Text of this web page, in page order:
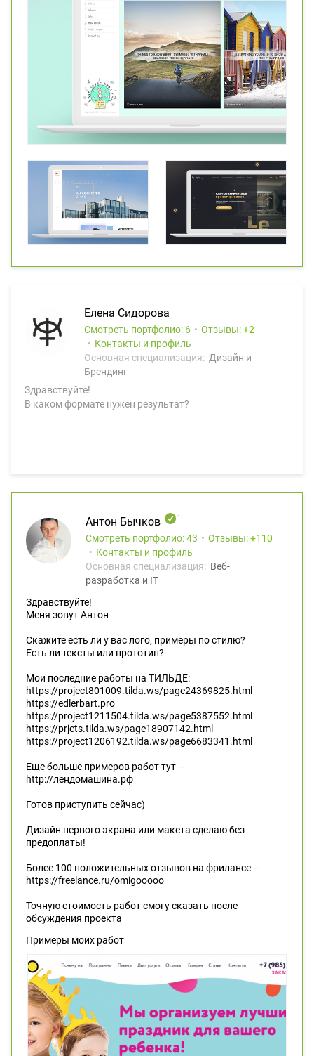
Елена Сидорова
Смотреть портфолио: 6 Отзывы:
2
Контакты и профиль
Основная специализация: Дизайн и
Брендинг
Здравствуйте!
В каком формате нужен результат?
Антон Бычков
Смотреть портфолио: 43 Отзывы:
110
Контакты и профиль
Основная специализация: Веб-
разработка и IT
Здравствуйте!
Меня зовут Антон
Скажите есть ли у вас лого, примеры по стилю?
Есть ли тексты или прототип?
Мои последние работы на ТИЛЬДЕ:
https://project801009.tilda.ws/page24369825.html
https://edlerbart.pro
https://project1211504.tilda.ws/page5387552.html
https://prjcts.tilda.ws/page18907142.html
https://project1206192.tilda.ws/page6683341.html
Еще больше примеров работ тут —
http://лендомашина.рф
Готов приступить сейчас)
Дизайн первого экрана или макета сделаю без
предоплаты!
Более 100 положительных отзывов на фрилансе –
https://freelance.ru/omigooooo
Точную стоимость работ смогу сказать после
обсуждения проекта
Примеры моих работ